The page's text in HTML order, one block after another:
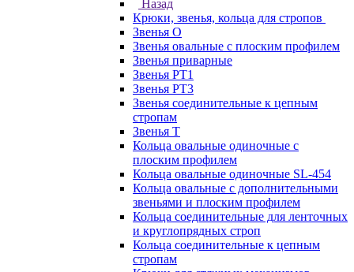
Назад
Крюки, звенья, кольца для стропов
Звенья О
Звенья овальные с плоским профилем
Звенья приварные
Звенья РТ1
Звенья РТ3
Звенья соединительные к цепным
стропам
Звенья Т
Кольца овальные одиночные c
плоским профилем
Кольца овальные одиночные SL-454
Кольца овальные с дополнительными
звеньями и плоским профилем
Кольца соединительные для ленточных
и круглопрядных строп
Кольца соединительные к цепным
стропам